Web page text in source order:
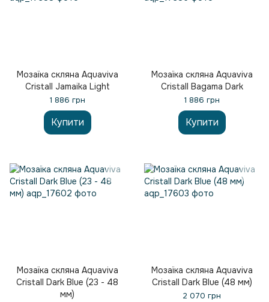
Мозаїка скляна Aquaviva
Сristall Jamaika Light
1 886 грн
Купити
Мозаїка скляна Aquaviva
Сristall Bagama Dark
1 886 грн
Купити
Мозаїка скляна Aquaviva
Cristall Dark Blue (23 - 48
мм)
Мозаїка скляна Aquaviva
Cristall Dark Blue (48 мм)
2 070 грн